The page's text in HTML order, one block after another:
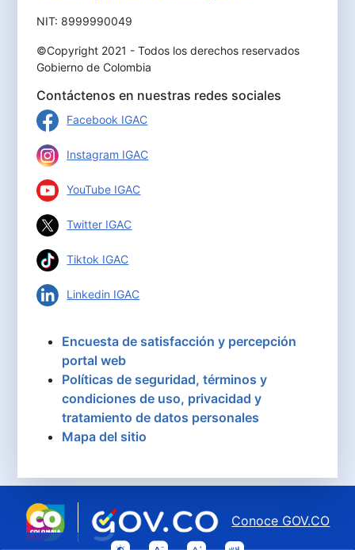
NIT: 8999990049
©Copyright 2021 - Todos los derechos reservados
Gobierno de Colombia
Contáctenos en nuestras redes sociales
Facebook IGAC
Instagram IGAC
YouTube IGAC
Twitter IGAC
Tiktok IGAC
Linkedin IGAC
Encuesta de satisfacción y percepción
portal web
Políticas de seguridad, términos y
condiciones de uso, privacidad y
tratamiento de datos personales
Mapa del sitio
Conoce GOV.CO